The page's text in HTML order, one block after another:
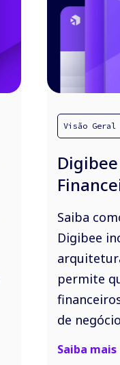
Visão Geral
Saiba
Digibee
permite
de
Saiba mais